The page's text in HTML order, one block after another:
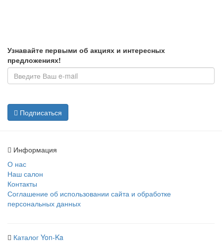
Узнавайте первыми об акциях и интересных
предложениях!
Подписаться
Информация
О нас
Наш салон
Контакты
Соглашение об использовании сайта и обработке
персональных данных
Каталог Yon-Ka